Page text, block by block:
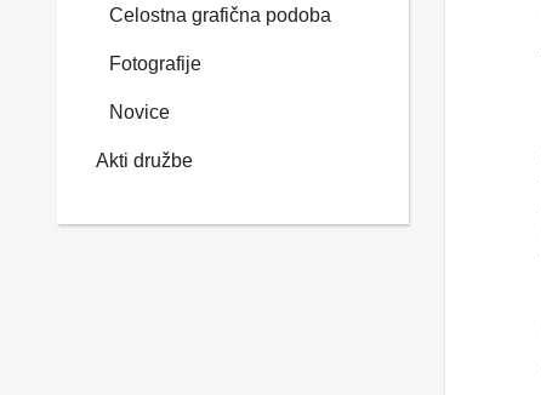
Celostna grafična podoba
Fotografije
Novice
Akti družbe